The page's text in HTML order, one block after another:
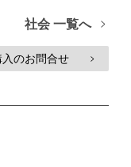
社会 一覧へ >
のお問合せ >